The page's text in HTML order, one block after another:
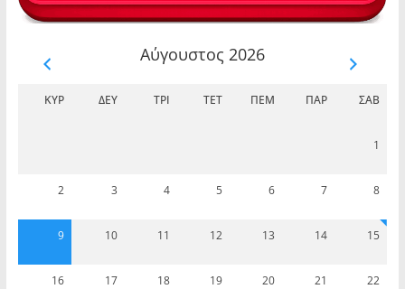
Αύγουστος 2026
ΚΥΡ ΔΕΥ ΤΡΊ ΤΕΤ ΠΈΜ ΠΑΡ ΣΆΒ
1
2 3 4 5 6 7 8
9 10 11 12 13 14 15
16 17 18 19 20 21 22